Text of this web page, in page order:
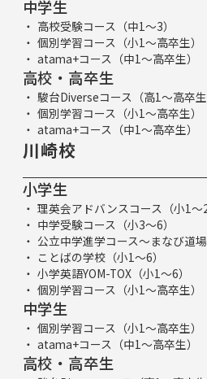
中学生
高校受験コース（中1～3）
個別学習コース（小1～高卒生）
atama+コース（中1～高卒生）
高校・高卒生
駿台Diverseコース（高1～高卒生
個別学習コース（小1～高卒生）
atama+コース（中1～高卒生）
川崎校
小学生
理英会アドバンスコース（小1～2
中学受験コース（小3～6）
公立中学進学コース～まなび道場
ことばの学校（小1～6）
小学英語YOM-TOX（小1～6）
個別学習コース（小1～高卒生）
中学生
個別学習コース（小1～高卒生）
atama+コース（中1～高卒生）
高校・高卒生